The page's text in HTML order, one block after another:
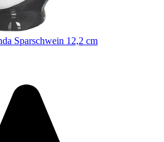
Sparschwein 12,2 cm